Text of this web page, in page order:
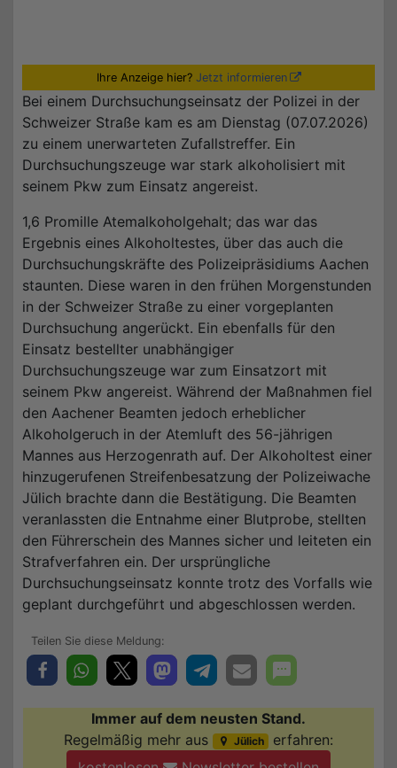
Ihre Anzeige hier? Jetzt informieren
Bei einem Durchsuchungseinsatz der Polizei in der
Schweizer Straße kam es am Dienstag (07.07.2026)
zu einem unerwarteten Zufallstreffer. Ein
Durchsuchungszeuge war stark alkoholisiert mit
seinem Pkw zum Einsatz angereist.
1,6 Promille Atemalkoholgehalt; das war das
Ergebnis eines Alkoholtestes, über das auch die
Durchsuchungskräfte des Polizeipräsidiums Aachen
staunten. Diese waren in den frühen Morgenstunden
in der Schweizer Straße zu einer vorgeplanten
Durchsuchung angerückt. Ein ebenfalls für den
Einsatz bestellter unabhängiger
Durchsuchungszeuge war zum Einsatzort mit
seinem Pkw angereist. Während der Maßnahmen fiel
den Aachener Beamten jedoch erheblicher
Alkoholgeruch in der Atemluft des 56-jährigen
Mannes aus Herzogenrath auf. Der Alkoholtest einer
hinzugerufenen Streifenbesatzung der Polizeiwache
Jülich brachte dann die Bestätigung. Die Beamten
veranlassten die Entnahme einer Blutprobe, stellten
den Führerschein des Mannes sicher und leiteten ein
Strafverfahren ein. Der ursprüngliche
Durchsuchungseinsatz konnte trotz des Vorfalls wie
geplant durchgeführt und abgeschlossen werden.
Immer auf dem neusten Stand.
Regelmäßig mehr aus
Jülich erfahren: